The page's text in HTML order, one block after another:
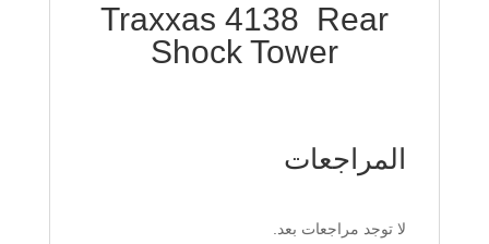
Traxxas 4138 Rear
Shock Tower
المراجعات
لا توجد مراجعات بعد.